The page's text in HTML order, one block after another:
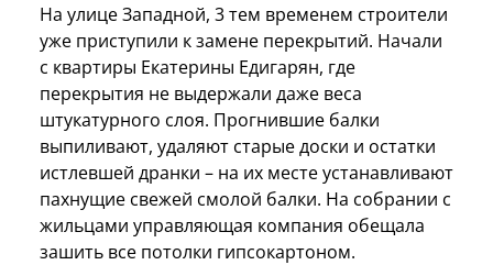
На улице Западной, 3 тем временем строители
уже приступили к замене перекрытий. Начали
с квартиры Екатерины Едигарян, где
перекрытия не выдержали даже веса
штукатурного слоя. Прогнившие балки
выпиливают, удаляют старые доски и остатки
истлевшей дранки – на их месте устанавливают
пахнущие свежей смолой балки. На собрании с
жильцами управляющая компания обещала
зашить все потолки гипсокартоном.